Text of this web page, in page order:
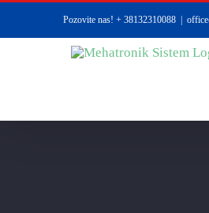
to
Pozovite nas! + 38132310088